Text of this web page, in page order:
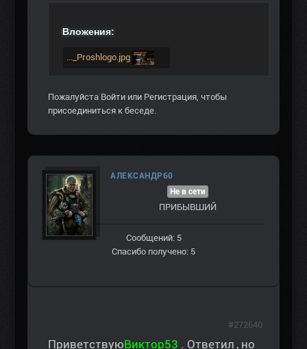
Вложения:
..._Proshlogo.jpg
Пожалуйста Войти или Регистрация, чтобы
присоединиться к беседе.
АЛЕКСАНДР60
Не в сети
ПРИБЫВШИЙ
Сообщений: 5
Спасибо получено: 5
ПриветствуюВиктор53 . Ответил , но
#272640